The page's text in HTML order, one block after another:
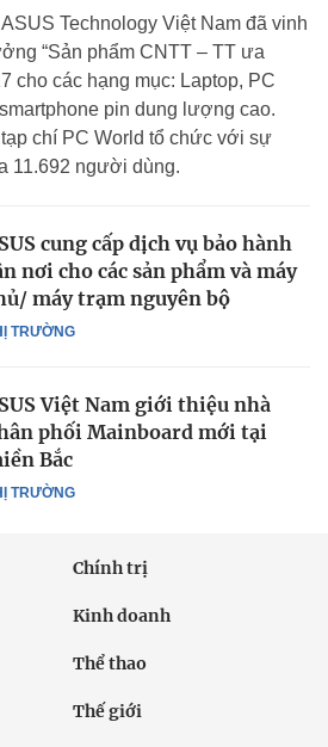
Technology Việt Nam đã vinh
“Sản phẩm CNTT – TT ưa
cho các hạng mục: Laptop, PC
pin dung lượng cao.
chí PC World tổ chức với sự
11.692 người dùng.
TRƯỜNG
cung cấp dịch vụ bảo hành
nơi cho các sản phẩm và máy
máy trạm nguyên bộ
TRƯỜNG
Việt Nam giới thiệu nhà
phối Mainboard mới tại
Bắc
Chính trị
Kinh doanh
Thể thao
Thế giới